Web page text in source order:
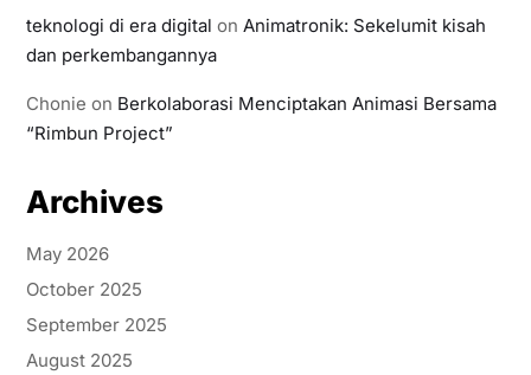
teknologi di era digital on Animatronik: Sekelumit kisah
dan perkembangannya
Chonie on Berkolaborasi Menciptakan Animasi Bersama
“Rimbun Project”
Archives
May 2026
October 2025
September 2025
August 2025